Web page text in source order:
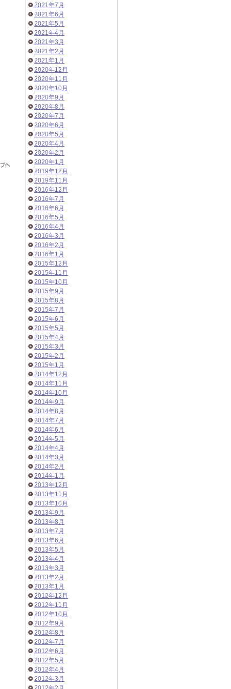
2021年7月
2021年6月
2021年5月
2021年4月
2021年3月
2021年2月
2021年1月
2020年12月
2020年11月
2020年10月
2020年9月
2020年8月
2020年7月
2020年6月
2020年5月
2020年4月
2020年2月
2020年1月
2019年12月
2019年11月
2016年12月
2016年7月
2016年6月
2016年5月
2016年4月
2016年3月
2016年2月
2016年1月
2015年12月
2015年11月
2015年10月
2015年9月
2015年8月
2015年7月
2015年6月
2015年5月
2015年4月
2015年3月
2015年2月
2015年1月
2014年12月
2014年11月
2014年10月
2014年9月
2014年8月
2014年7月
2014年6月
2014年5月
2014年4月
2014年3月
2014年2月
2014年1月
2013年12月
2013年11月
2013年10月
2013年9月
2013年8月
2013年7月
2013年6月
2013年5月
2013年4月
2013年3月
2013年2月
2013年1月
2012年12月
2012年11月
2012年10月
2012年9月
2012年8月
2012年7月
2012年6月
2012年5月
2012年4月
2012年3月